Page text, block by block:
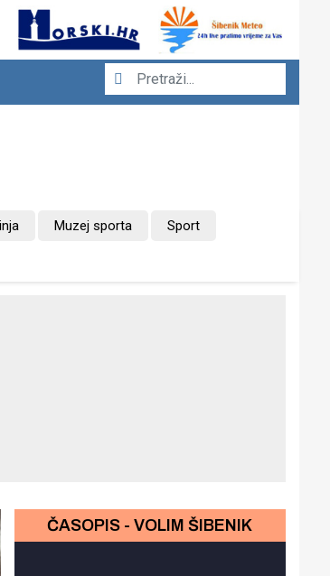
Muzej sporta Sport
ČASOPIS - VOLIM ŠIBENIK